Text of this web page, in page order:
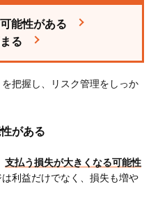
能性がある
る
把握し、リスク管理をしっか
がある
支払う損失が大きくなる可能性
利益だけでなく、損失も増や